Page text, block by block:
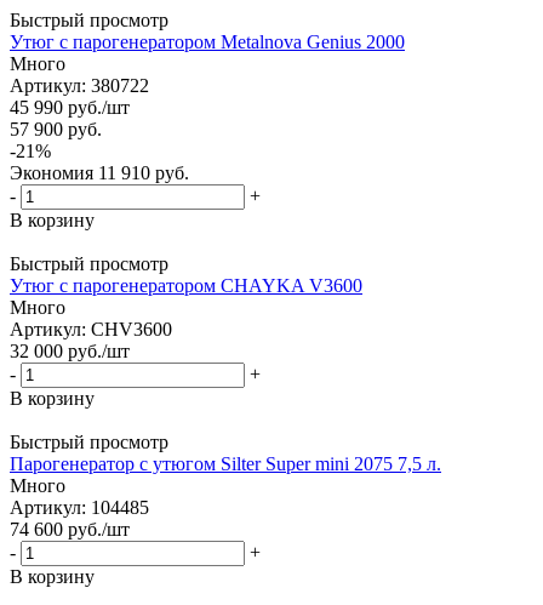
Быстрый просмотр
Утюг с парогенератором Metalnova Genius 2000
Много
Артикул: 380722
45 990 руб./шт
57 900 руб.
-21%
Экономия 11 910 руб.
-
+
В корзину
Быстрый просмотр
Утюг с парогенератором CHAYKA V3600
Много
Артикул: CHV3600
32 000 руб./шт
-
+
В корзину
Быстрый просмотр
Парогенератор с утюгом Silter Super mini 2075 7,5 л.
Много
Артикул: 104485
74 600 руб./шт
-
+
В корзину